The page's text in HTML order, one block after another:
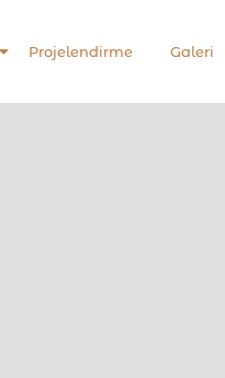
Projelendirme Galeri